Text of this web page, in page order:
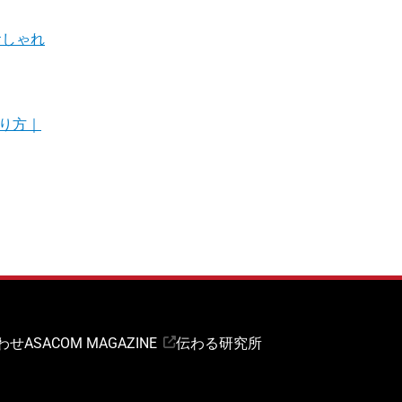
ゃれ
方｜
せASACOM MAGAZINE
伝わる研究所